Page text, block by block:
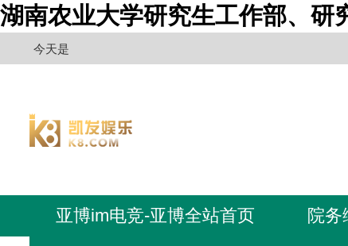
湖南农业大学研究生工作部、研
今天是
亚博im电竞-亚博全站首页 院务